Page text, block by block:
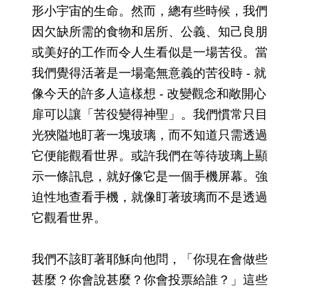
形小宇宙的生命。然而，總有些時候，我們
因欠缺所需的食物和居所、公義、知己良朋
或美好的工作而令人生看似是一場苦役。當
我們覺得活著是一場毫無意義的苦役時 - 就
像今天的許多人這樣想 - 改變觀念和敞開心
扉可以讓「苦役變得神聖」。我們慣常只目
光狹隘地盯著一塊玻璃，而不知道只需透過
它便能觀看世界。或許我們在等待玻璃上顯
示一條訊息，就好像它是一個手機屏幕。強
迫性地查看手機，就像盯著玻璃而不是透過
它觀看世界。
我們不該盯著耶穌向他問，「你現在會做些
甚麼？你會說甚麼？你會投票給誰？」這些